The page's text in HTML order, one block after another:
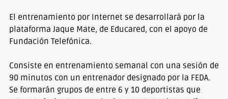
El entrenamiento por Internet se desarrollará por la
plataforma Jaque Mate, de Educared, con el apoyo de
Fundación Telefónica.
Consiste en entrenamiento semanal con una sesión de
90 minutos con un entrenador designado por la FEDA.
Se formarán grupos de entre 6 y 10 deportistas que